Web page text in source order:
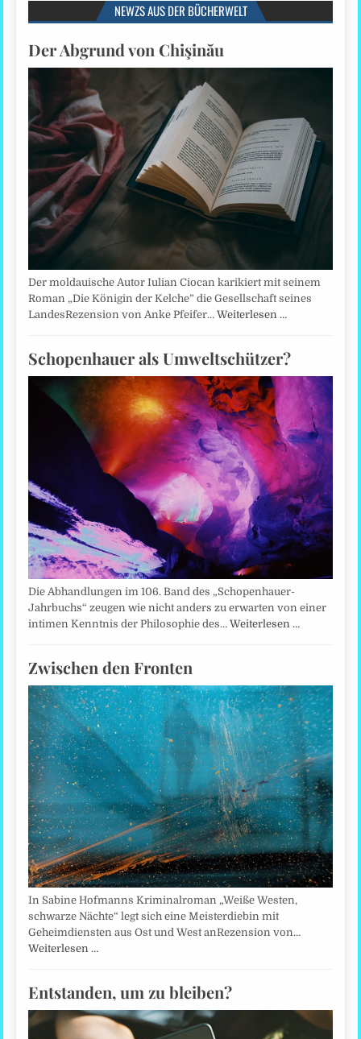
NEWZS AUS DER BÜCHERWELT
Der Abgrund von Chişinău
Der moldauische Autor Iulian Ciocan karikiert mit seinem
Roman „Die Königin der Kelche” die Gesellschaft seines
LandesRezension von Anke Pfeifer…Weiterlesen …
Schopenhauer als Umweltschützer?
Die Abhandlungen im 106. Band des „Schopenhauer-
Jahrbuchs“ zeugen wie nicht anders zu erwarten von einer
intimen Kenntnis der Philosophie des…Weiterlesen …
Zwischen den Fronten
In Sabine Hofmanns Kriminalroman „Weiße Westen,
schwarze Nächte“ legt sich eine Meisterdiebin mit
Geheimdiensten aus Ost und West anRezension von…
Weiterlesen …
Entstanden, um zu bleiben?